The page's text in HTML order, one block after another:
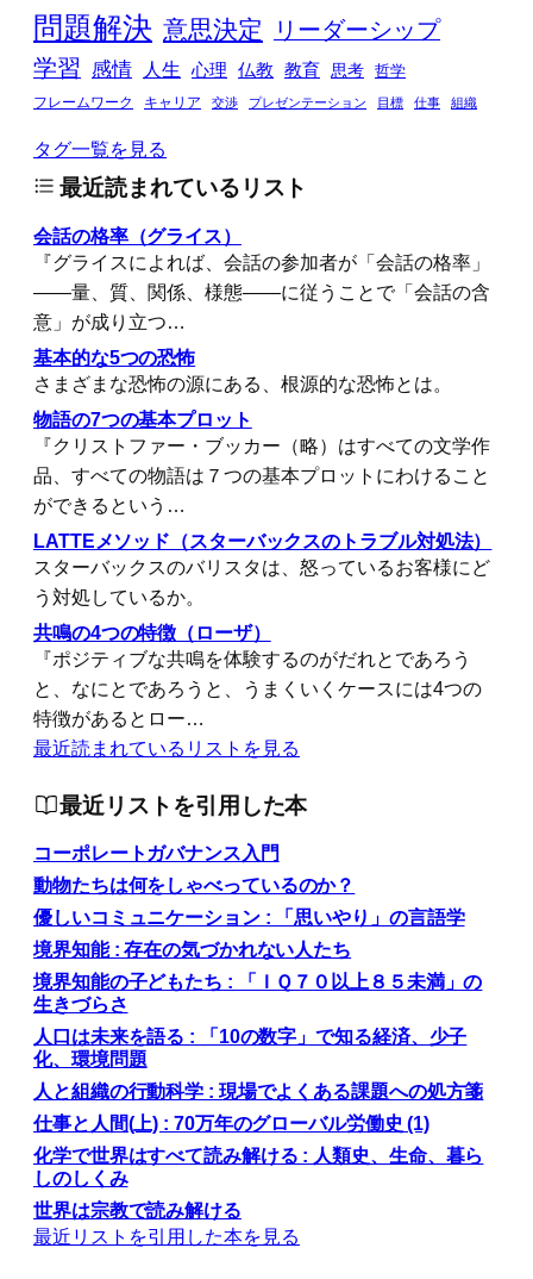
問題解決 意思決定
リーダーシップ
学習
感情 人生 心理 仏教 教育 思考
哲学
フレームワーク
キャリア 交渉 プレゼンテーション 目標 仕事 組織
タグ一覧を見る
最近読まれているリスト
会話の格率（グライス）
『グライスによれば、会話の参加者が「会話の格率」
――量、質、関係、様態――に従うことで「会話の含
意」が成り立つ…
基本的な5つの恐怖
さまざまな恐怖の源にある、根源的な恐怖とは。
物語の7つの基本プロット
『クリストファー・ブッカー（略）はすべての文学作
品、すべての物語は７つの基本プロットにわけること
ができるという…
LATTEメソッド（スターバックスのトラブル対処法）
スターバックスのバリスタは、怒っているお客様にど
う対処しているか。
共鳴の4つの特徴（ローザ）
『ポジティブな共鳴を体験するのがだれとであろう
と、なにとであろうと、うまくいくケースには4つの
特徴があるとロー…
最近読まれているリストを見る
最近リストを引用した本
コーポレートガバナンス入門
動物たちは何をしゃべっているのか？
優しいコミュニケーション : 「思いやり」の言語学
境界知能 : 存在の気づかれない人たち
境界知能の子どもたち : 「ＩＱ７０以上８５未満」の
生きづらさ
人口は未来を語る : 「10の数字」で知る経済、少子
化、環境問題
人と組織の行動科学 : 現場でよくある課題への処方箋
仕事と人間(上) : 70万年のグローバル労働史 (1)
化学で世界はすべて読み解ける : 人類史、生命、暮ら
しのしくみ
世界は宗教で読み解ける
最近リストを引用した本を見る